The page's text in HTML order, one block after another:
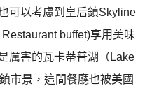
可以考慮到皇后鎮Skyline
buffet)享用美味
厲害的瓦卡蒂普湖（Lake
市景，這間餐廳也被美國